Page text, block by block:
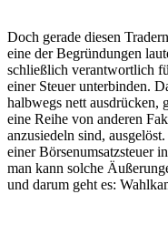
Doch gerade diesen
eine der Begründungen
schließlich verantwortlich
einer Steuer unterbinden.
halbwegs nett ausdrücken,
eine Reihe von anderen
anzusiedeln sind,
einer Börsenumsatzsteuer
man kann solche
und darum geht es: